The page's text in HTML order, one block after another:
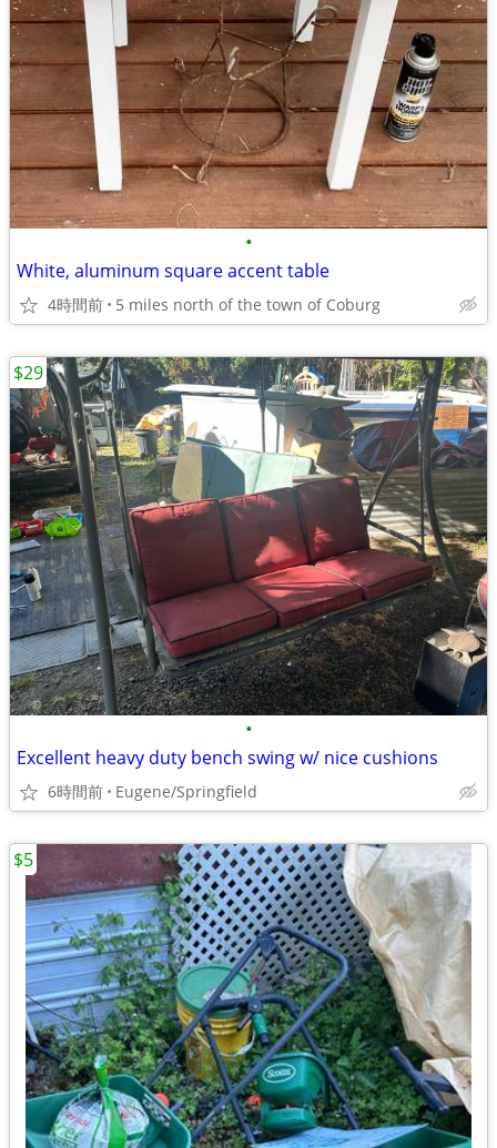
•
White, aluminum square accent table
4時間前 5 miles north of the town of Coburg
•
Excellent heavy duty bench swing w/ nice cushions
6時間前 Eugene/Springfield
$29
$5